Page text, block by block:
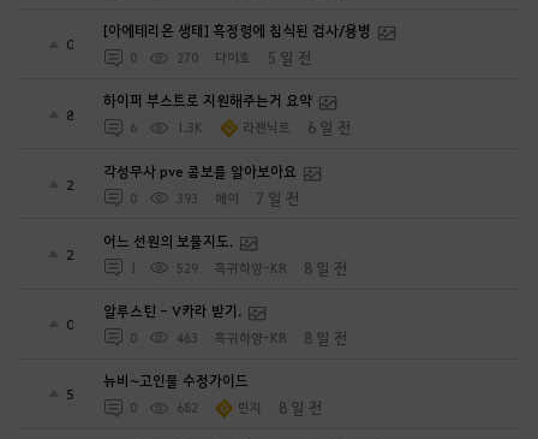
0
[아에테리온 생태] 흑정령에 침식된 검사/용병
0 270 다이호 5 일 전
8
하이퍼 부스트로 지원해주는거 요약
6 1.3K 라젠닉트 6 일 전
2
각성무사 pve 콤보를 알아보아요
0 393 헤이 7 일 전
2
어느 선원의 보물지도.
1 529 흑귀하양-KR 8 일 전
0
알루스틴 - V카라 받기.
0 463 흑귀하양-KR 8 일 전
5
뉴비~고인물 수정가이드
0 682 민지 8 일 전